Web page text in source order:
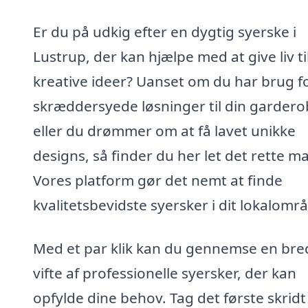
Er du på udkig efter en dygtig syerske i
Lustrup, der kan hjælpe med at give liv
kreative ideer? Uanset om du har brug
skræddersyede løsninger til din
eller du drømmer om at få lavet unikke
designs, så finder du her let det rette
Vores platform gør det nemt at finde
kvalitetsbevidste syersker i dit
Med et par klik kan du gennemse en
vifte af professionelle syersker, der kan
opfylde dine behov. Tag det første